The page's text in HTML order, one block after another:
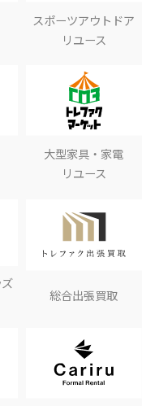
スポーツアウトドア
リユース
大型家具・家電
リユース
総合出張買取